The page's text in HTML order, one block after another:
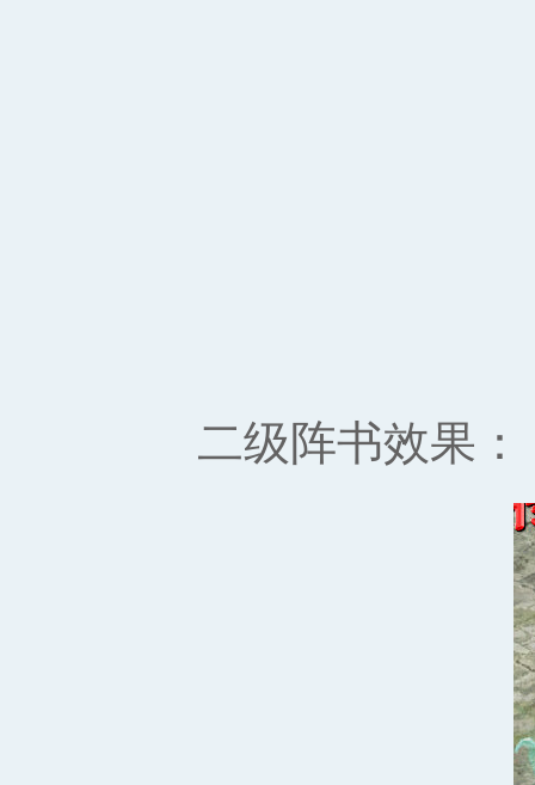
二级阵书效果：